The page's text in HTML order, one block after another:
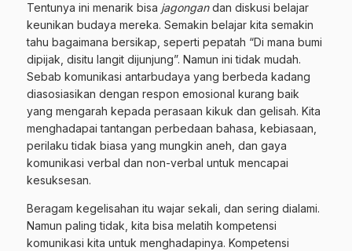
Tentunya ini menarik bisa jagongandan diskusi belajar
keunikan budaya mereka. Semakin belajar kita semakin
tahu bagaimana bersikap, seperti pepatah “Di mana bumi
dipijak, disitu langit dijunjung”. Namun ini tidak mudah.
Sebab komunikasi antarbudaya yang berbeda kadang
diasosiasikan dengan respon emosional kurang baik
yang mengarah kepada perasaan kikuk dan gelisah. Kita
menghadapai tantangan perbedaan bahasa, kebiasaan,
perilaku tidak biasa yang mungkin aneh, dan gaya
komunikasi verbal dan non-verbal untuk mencapai
kesuksesan.
Beragam kegelisahan itu wajar sekali, dan sering dialami.
Namun paling tidak, kita bisa melatih kompetensi
komunikasi kita untuk menghadapinya. Kompetensi